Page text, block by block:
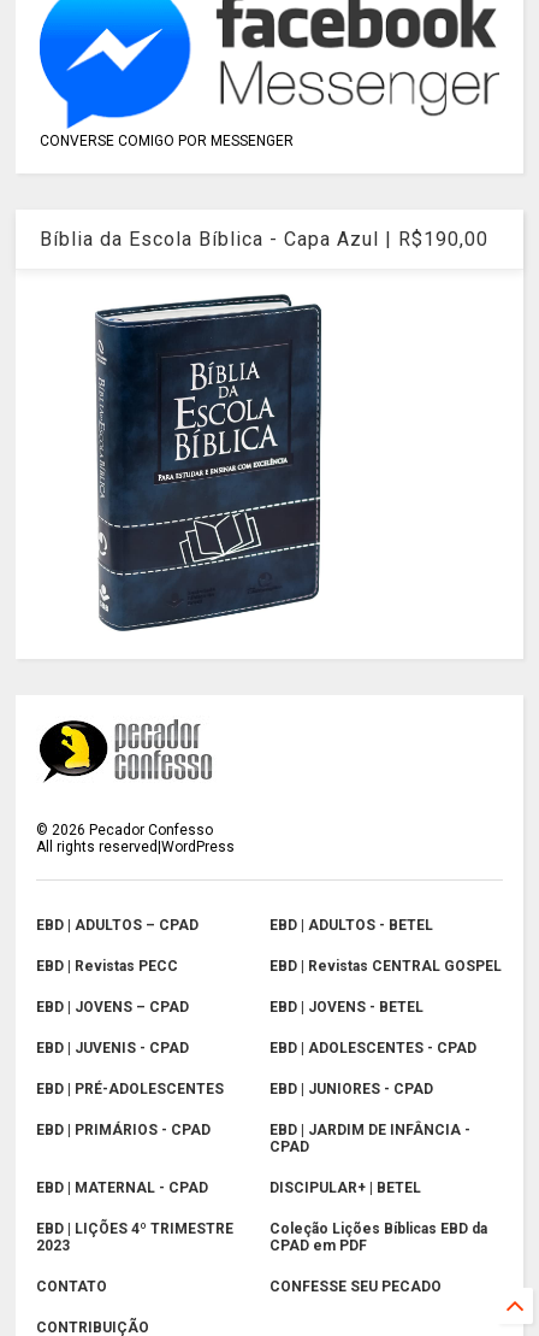
CONVERSE COMIGO POR MESSENGER
Bíblia da Escola Bíblica - Capa Azul | R$190,00
©2026 Pecador Confesso
All rights reserved|WordPress
EBD | ADULTOS – CPAD EBD | ADULTOS - BETEL
EBD | Revistas PECC EBD | Revistas CENTRAL GOSPEL
EBD | JOVENS – CPAD EBD | JOVENS - BETEL
EBD | JUVENIS - CPAD EBD | ADOLESCENTES - CPAD
EBD | PRÉ-ADOLESCENTES EBD | JUNIORES - CPAD
EBD | PRIMÁRIOS - CPAD
EBD | JARDIM DE INFÂNCIA -
CPAD
EBD | MATERNAL - CPAD DISCIPULAR+ | BETEL
EBD | LIÇÕES 4º TRIMESTRE
2023
Coleção Lições Bíblicas EBD da
CPAD em PDF
CONTATO CONFESSE SEU PECADO
CONTRIBUIÇÃO